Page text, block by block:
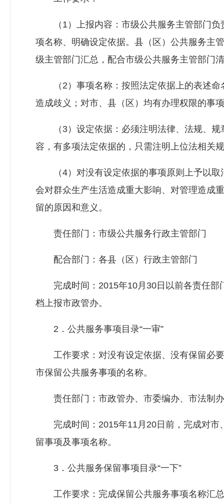
（1）上报内容：市级公共服务主管部门负
项名称、明确设定依据。县（区）公共服务主
级主管部门汇总，配合市级公共服务主管部门
（2）事项名称：按照法定依据上的表述命
造成歧义；对市、县（区）均有办理权限的事
（3）设定依据：必须注明法律、法规、规
容，有多项法定依据的，只需注明上位法相关
（4）对没有设定依据的事项原则上予以取
会对群众生产生活造成重大影响、对管理造成
留的原因和意义。
责任部门：市级公共服务行政主管部门
配合部门：各县（区）行政主管部门
完成时间：2015年10月30日以前各责任部
档上报市政管办。
2．公共服务事项目录“一审”
工作要求：对没有设定依据、没有保留必要
市保留公共服务事项的名称。
责任部门：市政管办、市委编办、市法制
完成时间：2015年11月20日前，完成对市
留事项及事项名称。
3．公共服务保留事项目录“一下”
工作要求：完成保留公共服务事项名称汇总